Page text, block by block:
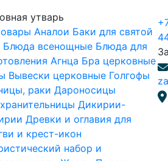
утварь
Аналои Баки для святой
Блюда всенощные Блюда для
Агнца Бра церковные
Вывески церковные Голгофы
раки Дароносицы
Дикирии-
Древки и оглавия для
и крест-икон
набор и